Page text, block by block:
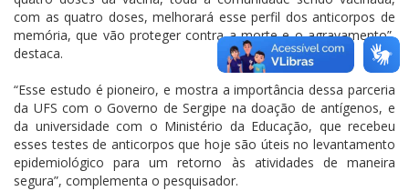
com as quatro doses, melhorará esse perfil dos anticorpos de
memória, que vão proteger contra a morte e o agravamento”,
destaca.
“Esse estudo é pioneiro, e mostra a importância dessa parceria
da UFS com o Governo de Sergipe na doação de antígenos, e
da universidade com o Ministério da Educação, que recebeu
esses testes de anticorpos que hoje são úteis no levantamento
epidemiológico para um retorno às atividades de maneira
segura”, complementa o pesquisador.